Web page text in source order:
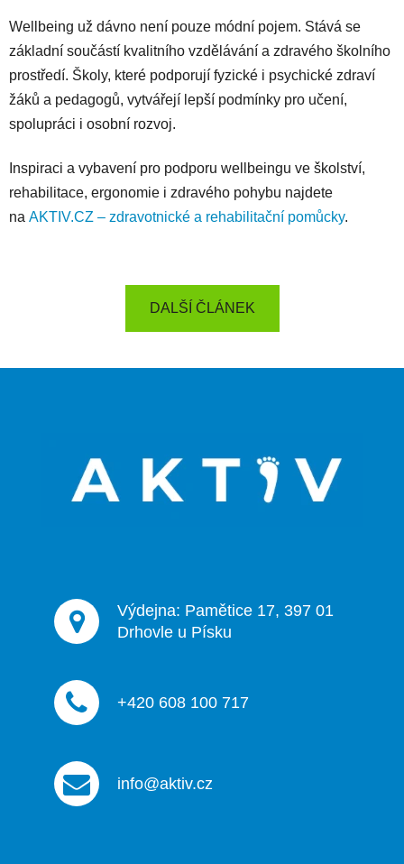
Wellbeing už dávno není pouze módní pojem. Stává se
základní součástí kvalitního vzdělávání a zdravého školního
prostředí. Školy, které podporují fyzické i psychické zdraví
žáků a pedagogů, vytvářejí lepší podmínky pro učení,
spolupráci i osobní rozvoj.
Inspiraci a vybavení pro podporu wellbeingu ve školství,
rehabilitace, ergonomie i zdravého pohybu najdete
na AKTIV.CZ – zdravotnické a rehabilitační pomůcky.
DALŠÍ ČLÁNEK
Výdejna: Pamětice 17, 397 01
Drhovle u Písku
+420 608 100 717
info@aktiv.cz